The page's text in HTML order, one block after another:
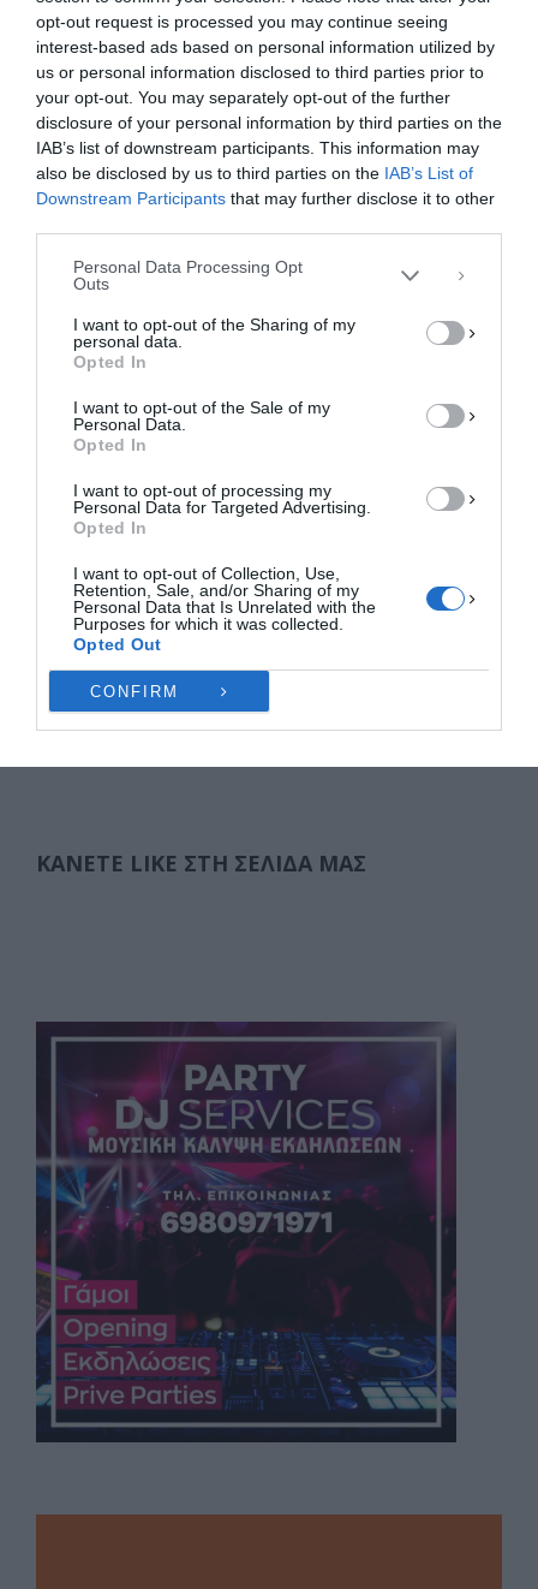
opt-out request is processed you may continue seeing
interest-based ads based on personal information utilized by
us or personal information disclosed to third parties prior to
your opt-out. You may separately opt-out of the further
disclosure of your personal information by third parties on the
IAB’s list of downstream participants. This information may
also be disclosed by us to third parties on the IAB’s List of
Downstream Participants that may further disclose it to other
Personal Data Processing Opt
Outs
I want to opt-out of the Sharing of my
personal data.
Opted In
I want to opt-out of the Sale of my
Personal Data.
Opted In
I want to opt-out of processing my
Personal Data for Targeted Advertising.
Opted In
I want to opt-out of Collection, Use,
Retention, Sale, and/or Sharing of my
Personal Data that Is Unrelated with the
Purposes for which it was collected.
Opted Out
CONFIRM
Διαχείριση Συγκατάθεσης
Για να παρέχουμε την καλύτερη εμπειρία, χρησιμοποιούμε τεχνολογίες όπως
cookies για την αποθήκευση ή/και την πρόσβαση σε πληροφορίες συσκευών.
Η συγκατάθεση για τις εν λόγω τεχνολογίες θα μας επιτρέψει να
επεξεργαστούμε δεδομένα προσωπικού χαρακτήρα, όπως συμπεριφορά
συγκατάθεση ή η ανάκληση της συγκατάθεσης, μπορεί να επηρεάσει
αρνητικά ορισμένες λειτουργίες και δυνατότητες.
ΠΡΟΒΟΛΉ ΠΡΟΤΙΜΉΣΕΩΝ
Πολιτική Cookies
F
a
c
e
b
o
o
k
M
a
st
o
d
o
n
E
m
ai
l
Μ
οι
ρ
α
σ
τε
ίτ
Βίαιη επίθεση σε πρώην παίκτη της
ΑΕΛ – Τον έστειλαν στα επείγοντα!
Σοκ έχει προκαλέσει στο σερβικό ποδόσφαιρο η
βίαιη επίθεση που δέχθηκε ο Μάρκο Γιοβάνοβιτς,
πρώην ποδοσφαιριστής της ΑΕΛ και νυν …
F
a
c
e
b
o
M
a
st
o
d
n
E
m
ai
l
Μ
οι
ρ
α
σ
ίτ
Σελιδοποίηση
άρθρων
1
ΚΆΝΕΤΕ LIKE ΣΤΗ ΣΕΛΊΔΑ ΜΑΣ